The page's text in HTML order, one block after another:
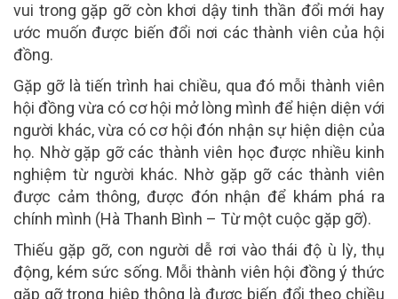
vui trong gặp gỡ còn khơi dậy tinh thần đổi mới hay
ước muốn được biến đổi nơi các thành viên của hội
đồng.
Gặp gỡ là tiến trình hai chiều, qua đó mỗi thành viên
hội đồng vừa có cơ hội mở lòng mình để hiện diện với
người khác, vừa có cơ hội đón nhận sự hiện diện của
họ. Nhờ gặp gỡ các thành viên học được nhiều kinh
nghiệm từ người khác. Nhờ gặp gỡ các thành viên
được cảm thông, được đón nhận để khám phá ra
chính mình (Hà Thanh Bình – Từ một cuộc gặp gỡ).
Thiếu gặp gỡ, con người dễ rơi vào thái độ ù lỳ, thụ
động, kém sức sống. Mỗi thành viên hội đồng ý thức
gặp gỡ trong hiệp thông là được biến đổi theo chiều